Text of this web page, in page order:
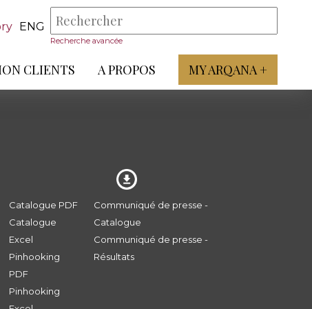
ENG
Recherche avancée
CLIENTS A PROPOS MY ARQANA +
Catalogue PDF
Catalogue
Excel
Pinhooking
PDF
Pinhooking
Communiqué de presse -
Catalogue
Communiqué de presse -
Résultats